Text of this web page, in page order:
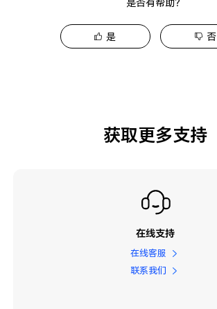
是否有帮助？
是 否
获取更多支持
在线支持
在线客服
联系我们